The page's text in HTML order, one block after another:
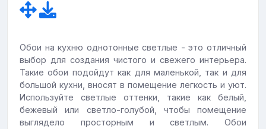
Обои на кухню однотонные светлые - это отличный
выбор для создания чистого и свежего интерьера.
Такие обои подойдут как для маленькой, так и для
большой кухни, вносят в помещение легкость и уют.
Используйте светлые оттенки, такие как белый,
бежевый или светло-голубой, чтобы помещение
выглядело просторным и светлым. Обои